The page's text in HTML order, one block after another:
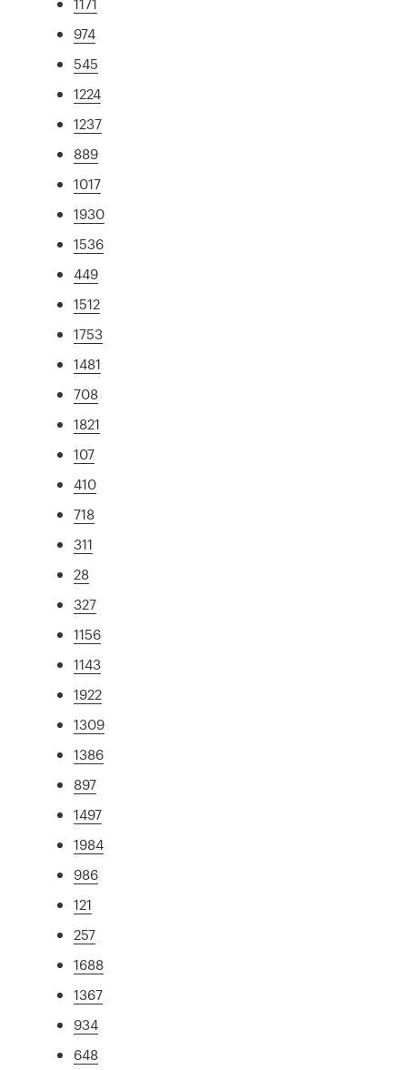
974
545
1224
1237
889
1017
1930
1536
449
1512
1753
1481
708
1821
107
410
718
311
28
327
1156
1143
1922
1309
1386
897
1497
1984
986
121
257
1688
1367
934
648